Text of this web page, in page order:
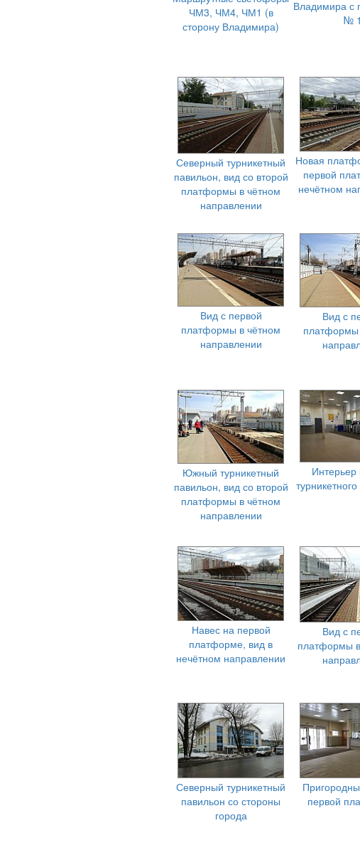
ЧМ3, ЧМ4, ЧМ1 (в
сторону Владимира)
Владимира с
№ 1
Северный турникетный
павильон, вид со второй
платформы в чётном
направлении
Новая
первой
нечётном
Вид с первой
платформы в чётном
направлении
Вид с
платформы
Южный турникетный
павильон, вид со второй
платформы в чётном
направлении
Навес на первой
платформе, вид в
нечётном направлении
Вид с
платформы
Северный турникетный
павильон со стороны
города
первой